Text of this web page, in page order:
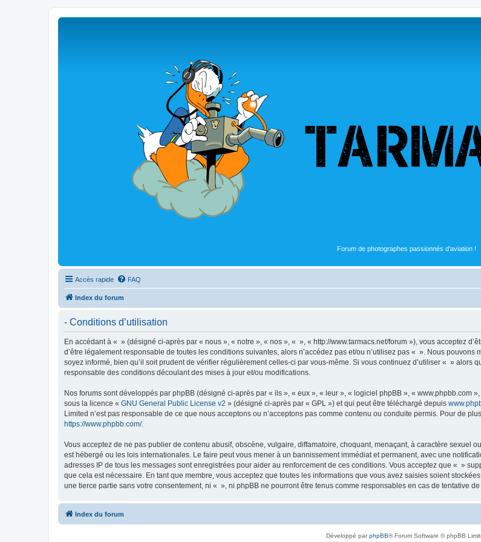
Forum de photographes passionnés d'aviation !
Accès rapide FAQ
Index du forum
- Conditions d’utilisation
En accédant à « » (désigné ci-après par « nous », « notre », « nos », « », « http://www.tarmacs.net/forum »), vous acceptez
d’être légalement responsable de toutes les conditions suivantes, alors n’accédez pas et/ou n’utilisez pas « ». Nous
soyez informé, bien qu’il soit prudent de vérifier régulièrement celles-ci par vous-même. Si vous continuez d’utiliser « » alors
responsable des conditions découlant des mises à jour et/ou modifications.
Nos forums sont développés par phpBB (désigné ci-après par « ils », « eux », « leur », « logiciel phpBB », « www.phpbb.com
sous la licence « GNU General Public License v2 » (désigné ci-après par « GPL ») et qui peut être téléchargé depuis
Limited n’est pas responsable de ce que nous acceptons ou n’acceptons pas comme contenu ou conduite permis. Pour de
https://www.phpbb.com/.
Vous acceptez de ne pas publier de contenu abusif, obscène, vulgaire, diffamatoire, choquant, menaçant, à caractère sexuel
est hébergé ou les lois internationales. Le faire peut vous mener à un bannissement immédiat et permanent, avec une
adresses IP de tous les messages sont enregistrées pour aider au renforcement de ces conditions. Vous acceptez que « »
que cela est nécessaire. En tant que membre, vous acceptez que toutes les informations que vous avez saisies soient
une tierce partie sans votre consentement, ni « », ni phpBB ne pourront être tenus comme responsables en cas de tentative
Index du forum
Développé parphpBB® Forum Software © phpBB